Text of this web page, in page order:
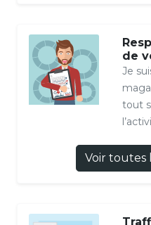
de
Je
tout
Voir toutes